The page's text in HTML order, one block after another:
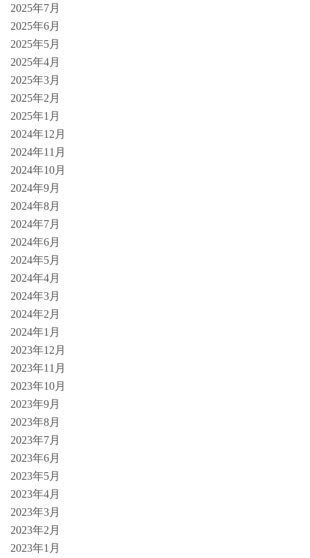
2025年7月
2025年6月
2025年5月
2025年4月
2025年3月
2025年2月
2025年1月
2024年12月
2024年11月
2024年10月
2024年9月
2024年8月
2024年7月
2024年6月
2024年5月
2024年4月
2024年3月
2024年2月
2024年1月
2023年12月
2023年11月
2023年10月
2023年9月
2023年8月
2023年7月
2023年6月
2023年5月
2023年4月
2023年3月
2023年2月
2023年1月